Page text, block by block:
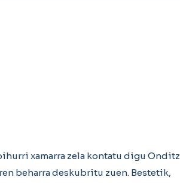
xamarra zela kontatu digu Onditz
beharra deskubritu zuen. Bestetik,